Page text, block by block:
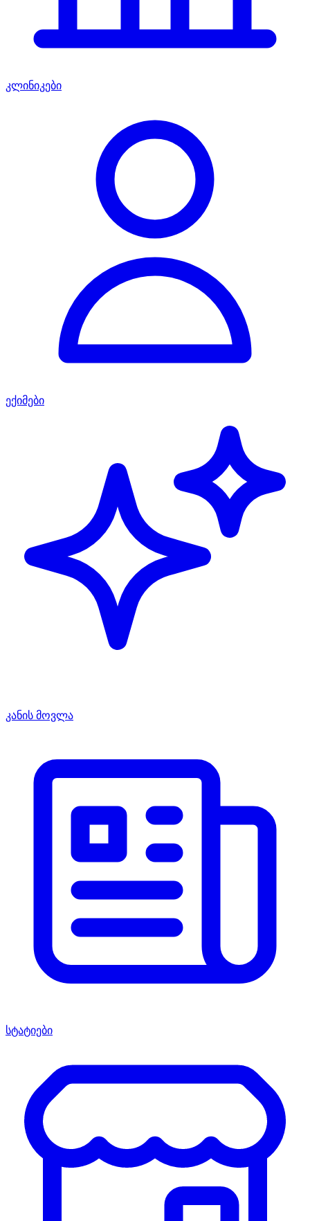
კლინიკები
ექიმები
კანის მოვლა
სტატიები